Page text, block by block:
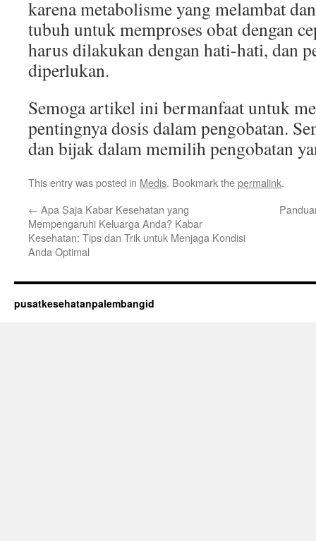
karena metabolisme yang melambat
tubuh untuk memproses obat dengan
harus dilakukan dengan hati-hati, dan
diperlukan.
Semoga artikel ini bermanfaat untuk
pentingnya dosis dalam pengobatan.
dan bijak dalam memilih pengobatan
This entry was posted in Medis. Bookmark thepermalink.
← Apa Saja Kabar Kesehatan yang
Mempengaruhi Keluarga Anda? Kabar
Kesehatan: Tips dan Trik untuk Menjaga Kondisi
Anda Optimal
pusatkesehatanpalembangid